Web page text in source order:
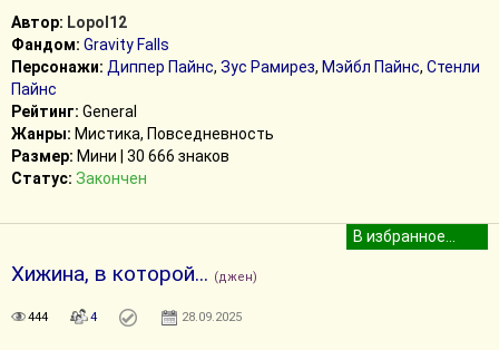
Автор: Lopol12
Фандом: Gravity Falls
Персонажи: Диппер Пайнс, Зус Рамирез, Мэйбл Пайнс, Стенли
Пайнс
Рейтинг: General
Жанры: Мистика, Повседневность
Размер: Мини | 30 666 знаков
Статус: Закончен
Хижина, в которой... (джен)
444 4 28.09.2025